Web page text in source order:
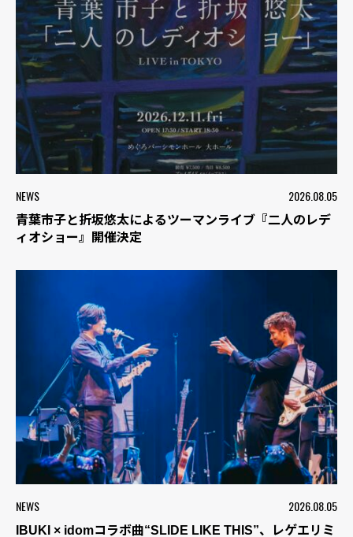
NEWS 2026.08.05
青葉市子と折坂悠太によるツーマンライブ『二人のレデ
ィオショー』開催決定
NEWS 2026.08.05
IBUKI × idomコラボ曲“SLIDE LIKE THIS”、レゲエリミ